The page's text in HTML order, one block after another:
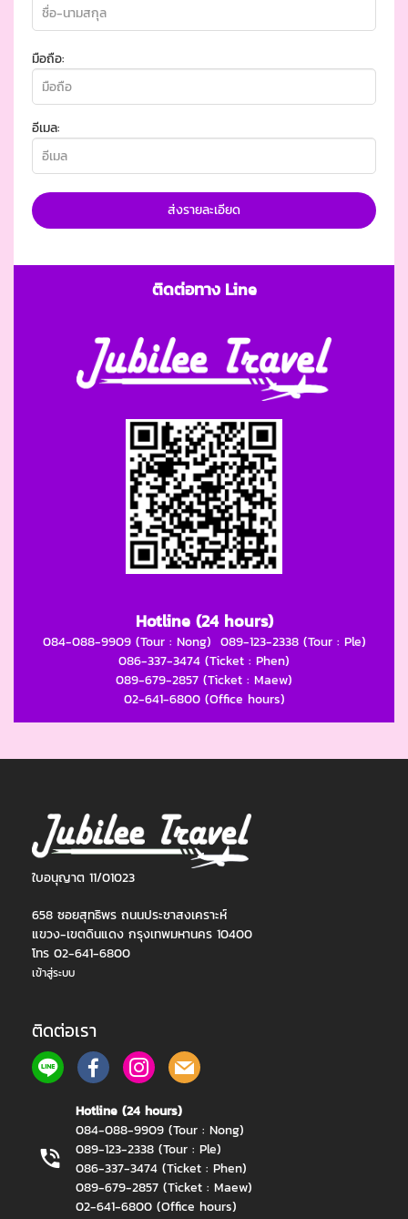
มือถือ:
อีเมล:
ส่งรายละเอียด
ติดต่อทาง Line
Hotline (24 hours)
084-088-9909 (Tour : Nong) 089-123-2338 (Tour : Ple)
086-337-3474 (Ticket : Phen)
089-679-2857 (Ticket : Maew)
02-641-6800 (Office hours)
ใบอนุญาต 11/01023
658 ซอยสุทธิพร ถนนประชาสงเคราะห์
แขวง-เขตดินแดง กรุงเทพมหานคร 10400
โทร 02-641-6800
เข้าสู่ระบบ
ติดต่อเรา
Hotline (24 hours)
084-088-9909 (Tour : Nong)
089-123-2338 (Tour : Ple)
086-337-3474 (Ticket : Phen)
089-679-2857 (Ticket : Maew)
02-641-6800 (Office hours)